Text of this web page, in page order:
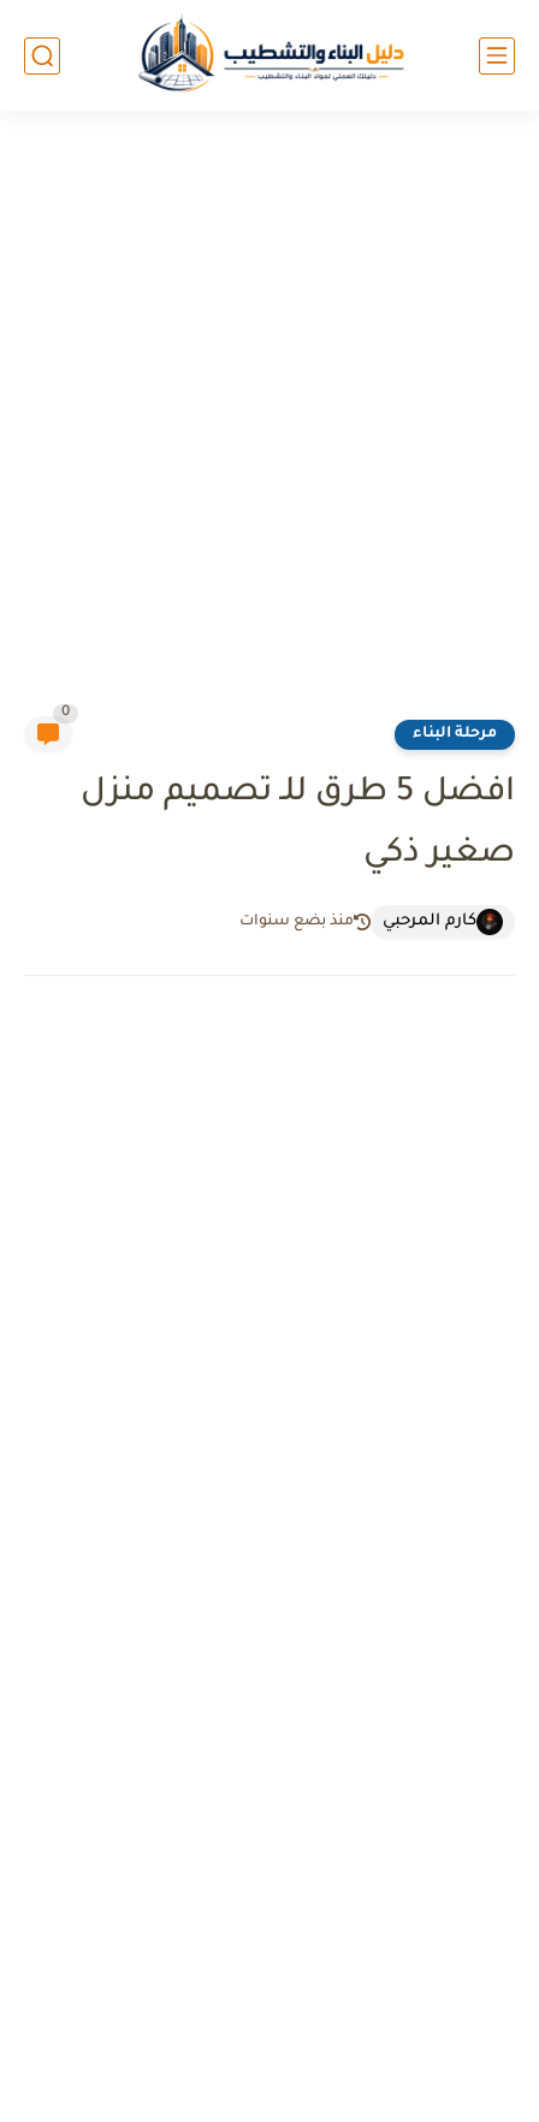
مرحلة البناء
0
افضل 5 طرق للـ تصميم منزل
صغير ذكي
كارم المرحبي منذ بضع سنوات